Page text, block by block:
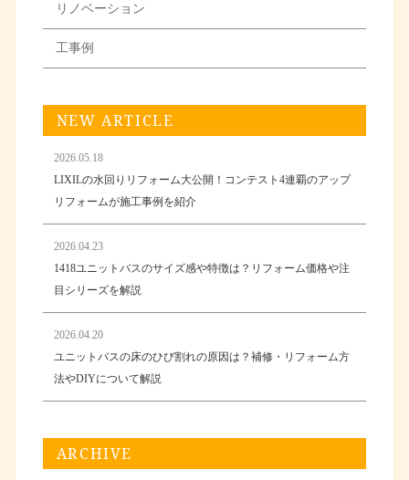
リノベーション
工事例
NEW ARTICLE
2026.05.18
LIXILの水回りリフォーム大公開！コンテスト4連覇のアップ
リフォームが施工事例を紹介
2026.04.23
1418ユニットバスのサイズ感や特徴は？リフォーム価格や注
目シリーズを解説
2026.04.20
ユニットバスの床のひび割れの原因は？補修・リフォーム方
法やDIYについて解説
ARCHIVE